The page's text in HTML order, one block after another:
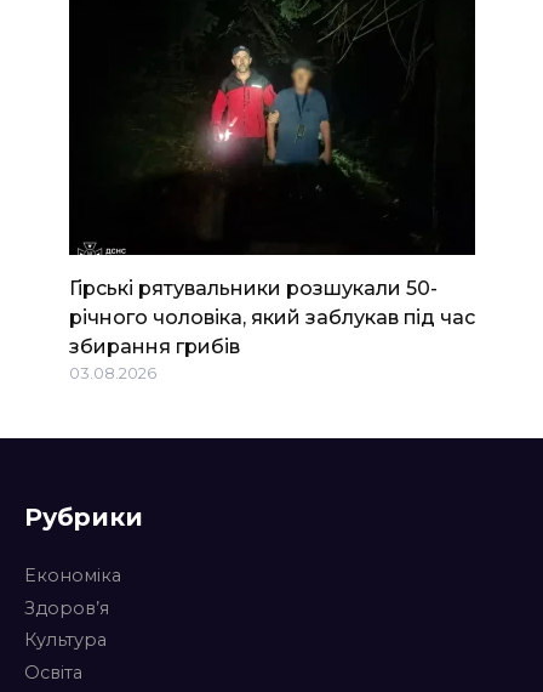
Гірські рятувальники розшукали 50-
річного чоловіка, який заблукав під час
збирання грибів
03.08.2026
Рубрики
Економіка
Здоров’я
Культура
Освіта